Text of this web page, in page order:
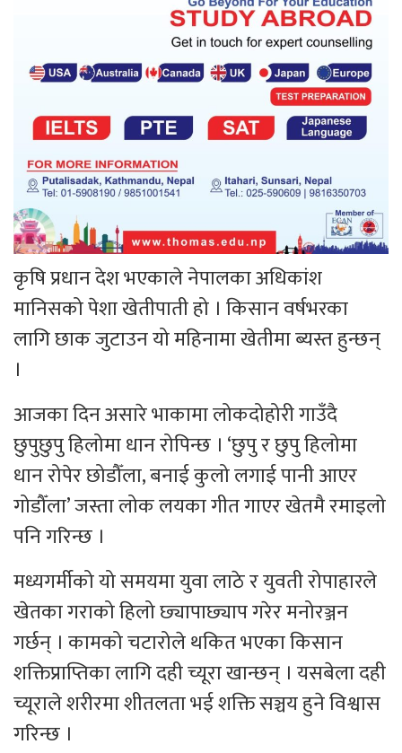
कृषि प्रधान देश भएकाले नेपालका अधिकांश
मानिसको पेशा खेतीपाती हो । किसान वर्षभरका
लागि छाक जुटाउन यो महिनामा खेतीमा ब्यस्त हुन्छन्
।
आजका दिन असारे भाकामा लोकदोहोरी गाउँदै
छुपुछुपु हिलोमा धान रोपिन्छ । ‘छुपु र छुपु हिलोमा
धान रोपेर छोडौँला, बनाई कुलो लगाई पानी आएर
गोडौँला’ जस्ता लोक लयका गीत गाएर खेतमै रमाइलो
पनि गरिन्छ ।
मध्यगर्मीको यो समयमा युवा लाठे र युवती रोपाहारले
खेतका गराको हिलो छ्यापाछ्याप गरेर मनोरञ्जन
गर्छन् । कामको चटारोले थकित भएका किसान
शक्तिप्राप्तिका लागि दही च्यूरा खान्छन् । यसबेला दही
च्यूराले शरीरमा शीतलता भई शक्ति सञ्चय हुने विश्वास
गरिन्छ ।